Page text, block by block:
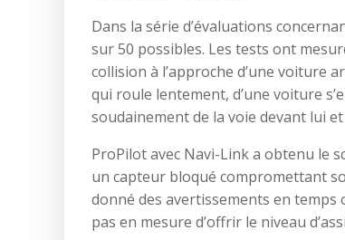
Dans la série d’évaluations
sur 50 possibles. Les tests ont
collision à l’approche d’une voiture
qui roule lentement, d’une voiture
soudainement de la voie devant lui
ProPilot avec Navi-Link a obtenu le
un capteur bloqué compromettant
donné des avertissements en
pas en mesure d’offrir le niveau